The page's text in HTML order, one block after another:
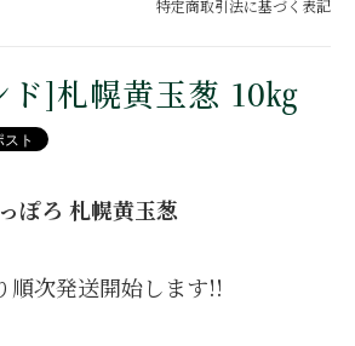
特定商取引法に基づく表記
ド]札幌黄玉葱 10㎏
ぽろ 札幌黄玉葱
順次発送開始します!!